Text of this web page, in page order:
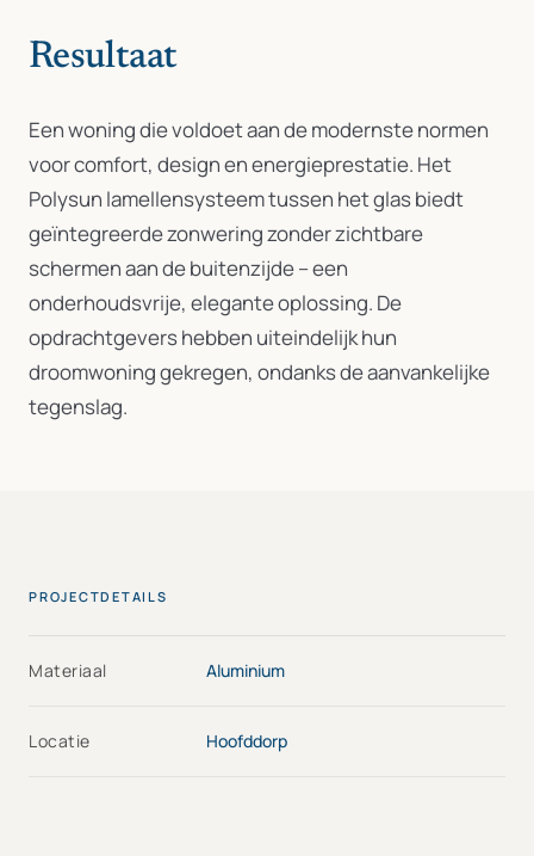
Resultaat
Een woning die voldoet aan de modernste normen
voor comfort, design en energieprestatie. Het
Polysun lamellensysteem tussen het glas biedt
geïntegreerde zonwering zonder zichtbare
schermen aan de buitenzijde – een
onderhoudsvrije, elegante oplossing. De
opdrachtgevers hebben uiteindelijk hun
droomwoning gekregen, ondanks de aanvankelijke
tegenslag.
PROJECTDETAILS
Materiaal Aluminium
Locatie Hoofddorp